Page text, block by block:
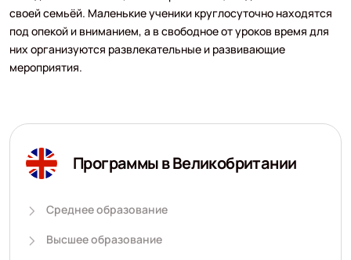
своей семьёй. Маленькие ученики круглосуточно находятся
под опекой и вниманием, а в свободное от уроков время для
них организуются развлекательные и развивающие
мероприятия.
Программы в Великобритании
Среднее образование
Высшее образование